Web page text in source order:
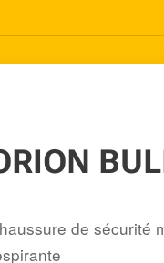
de sécurité